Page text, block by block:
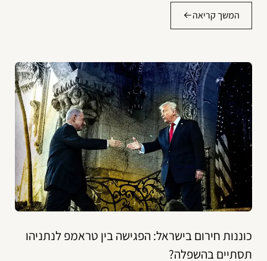
המשך קריאה
כוננות חירום בישראל: הפגישה בין טראמפ לנתניהו
תסתיים בהשפלה?